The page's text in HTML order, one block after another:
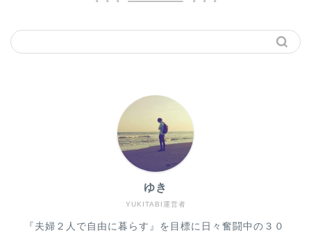
YUKITABI運営者
ゆき
『夫婦２人で自由に暮らす』を目標に日々奮闘中の３０